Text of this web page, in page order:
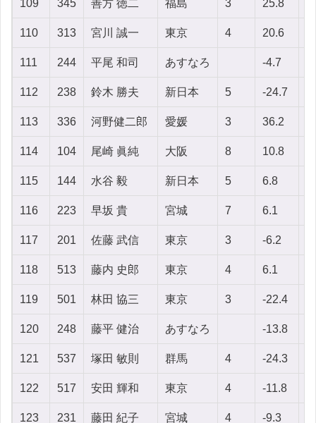
109 345 善方 徳二 福島 3 25.8
110 313 宮川 誠一 東京 4 20.6
111 244 平尾 和司 あすなろ -4.7
112 238 鈴木 勝夫 新日本 5 -24.7
113 336 河野健二郎 愛媛 3 36.2
114 104 尾崎 眞純 大阪 8 10.8
115 144 水谷 毅 新日本 5 6.8
116 223 早坂 貴 宮城 7 6.1
117 201 佐藤 武信 東京 3 -6.2
118 513 藤内 史郎 東京 4 6.1
119 501 林田 協三 東京 3 -22.4
120 248 藤平 健治 あすなろ -13.8
121 537 塚田 敏則 群馬 4 -24.3
122 517 安田 輝和 東京 4 -11.8
123 231 藤田 紀子 宮城 4 -9.3